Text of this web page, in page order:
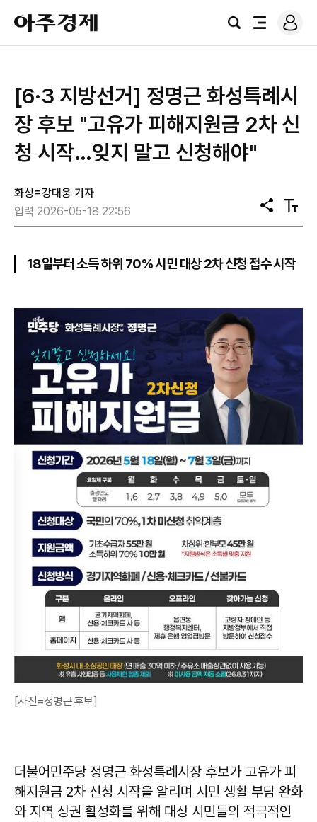
아
주
경
검
전
로
그
[6·3 지방선거] 정명근 화성특례시
장 후보 "고유가 피해지원금 2차 신
청 시작…잊지 말고 신청해야"
화성=강대웅 기자
입력 2026-05-18 22:56
공
유
텍
스
기
18일부터 소득 하위 70% 시민 대상 2차 신청 접수 시작
[사진=정명근 후보]
더불어민주당 정명근 화성특례시장 후보가 고유가 피
해지원금 2차 신청 시작을 알리며 시민 생활 부담 완화
와 지역 상권 활성화를 위해 대상 시민들의 적극적인